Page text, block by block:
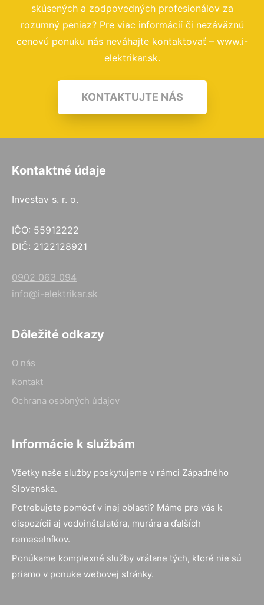
skúsených a zodpovedných profesionálov za
rozumný peniaz? Pre viac informácií či nezáväznú
cenovú ponuku nás neváhajte kontaktovať – www.i-
elektrikar.sk.
KONTAKTUJTE NÁS
Kontaktné údaje
Investav s. r. o.
IČO: 55912222
DIČ: 2122128921
0902 063 094
info@i-elektrikar.sk
Dôležité odkazy
O nás
Kontakt
Ochrana osobných údajov
Informácie k službám
Všetky naše služby poskytujeme v rámci Západného
Slovenska.
Potrebujete pomôcť v inej oblasti? Máme pre vás k
dispozícii aj vodoinštalatéra, murára a ďalších
remeselníkov.
Ponúkame komplexné služby vrátane tých, ktoré nie sú
priamo v ponuke webovej stránky.